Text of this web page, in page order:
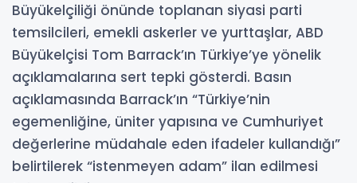
Büyükelçiliği önünde toplanan siyasi parti
temsilcileri, emekli askerler ve yurttaşlar, ABD
Büyükelçisi Tom Barrack’ın Türkiye’ye yönelik
açıklamalarına sert tepki gösterdi. Basın
açıklamasında Barrack’ın “Türkiye’nin
egemenliğine, üniter yapısına ve Cumhuriyet
değerlerine müdahale eden ifadeler kullandığı”
belirtilerek “istenmeyen adam” ilan edilmesi